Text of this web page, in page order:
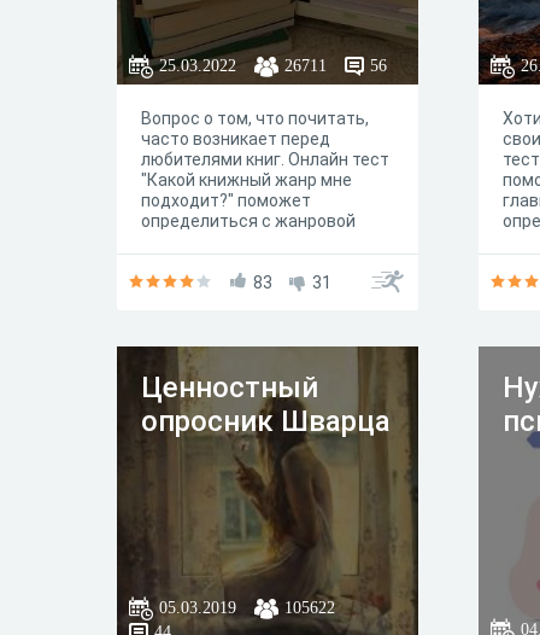
25.03.2022 26711 56
Вопрос о том, что почитать,
часто возникает перед
любителями книг. Онлайн тест
"Какой книжный жанр мне
подходит?" поможет
определиться с жанровой
83
31
Ценностный
опросник Шварца
05.03.2019
105622
44